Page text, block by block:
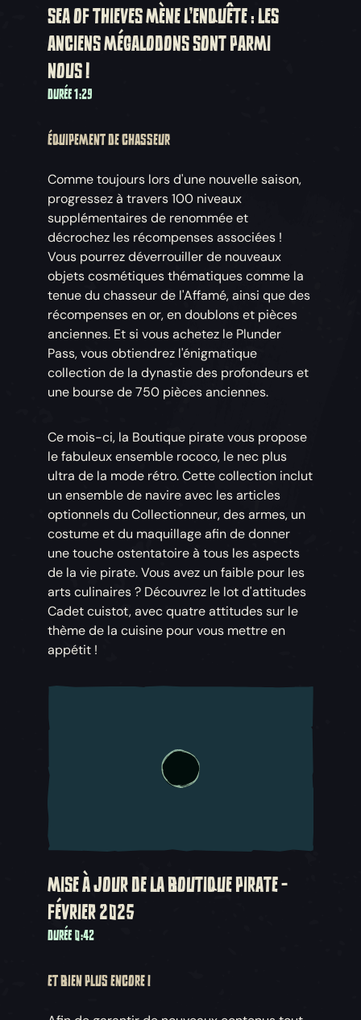
SEA OF THIEVES MÈNE L'ENQUÊTE : LES
ANCIENS MÉGALODONS SONT PARMI
NOUS !
DURÉE 1:29
ÉQUIPEMENT DE CHASSEUR
Comme toujours lors d'une nouvelle saison,
progressez à travers 100 niveaux
supplémentaires de renommée et
décrochez les récompenses associées !
Vous pourrez déverrouiller de nouveaux
objets cosmétiques thématiques comme la
tenue du chasseur de l'Affamé, ainsi que des
récompenses en or, en doublons et pièces
anciennes. Et si vous achetez le Plunder
Pass, vous obtiendrez l'énigmatique
collection de la dynastie des profondeurs et
une bourse de 750 pièces anciennes.
Ce mois-ci, la Boutique pirate vous propose
le fabuleux ensemble rococo, le nec plus
ultra de la mode rétro. Cette collection inclut
un ensemble de navire avec les articles
optionnels du Collectionneur, des armes, un
costume et du maquillage afin de donner
une touche ostentatoire à tous les aspects
de la vie pirate. Vous avez un faible pour les
arts culinaires ? Découvrez le lot d'attitudes
Cadet cuistot, avec quatre attitudes sur le
thème de la cuisine pour vous mettre en
appétit !
MISE À JOUR DE LA BOUTIQUE PIRATE -
FÉVRIER 2025
DURÉE 0:42
ET BIEN PLUS ENCORE !